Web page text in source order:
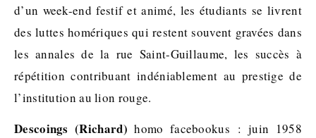
d’un week-end festif et animé, les étudiants se livrent
des luttes homériques qui restent souvent gravées dans
les annales de la rue Saint-Guillaume, les succès à
répétition contribuant indéniablement au prestige de
l’institution au lion rouge.
Descoings (Richard) homo facebookus : juin 1958